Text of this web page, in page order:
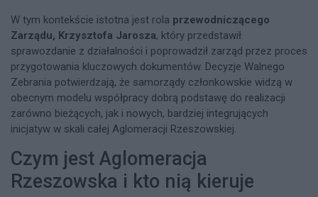
W tym kontekście istotna jest rola przewodniczącego
Zarządu, Krzysztofa Jarosza, który przedstawił
sprawozdanie z działalności i poprowadził zarząd przez proces
przygotowania kluczowych dokumentów. Decyzje Walnego
Zebrania potwierdzają, że samorządy członkowskie widzą w
obecnym modelu współpracy dobrą podstawę do realizacji
zarówno bieżących, jak i nowych, bardziej integrujących
inicjatyw w skali całej Aglomeracji Rzeszowskiej.
Czym jest Aglomeracja
Rzeszowska i kto nią kieruje